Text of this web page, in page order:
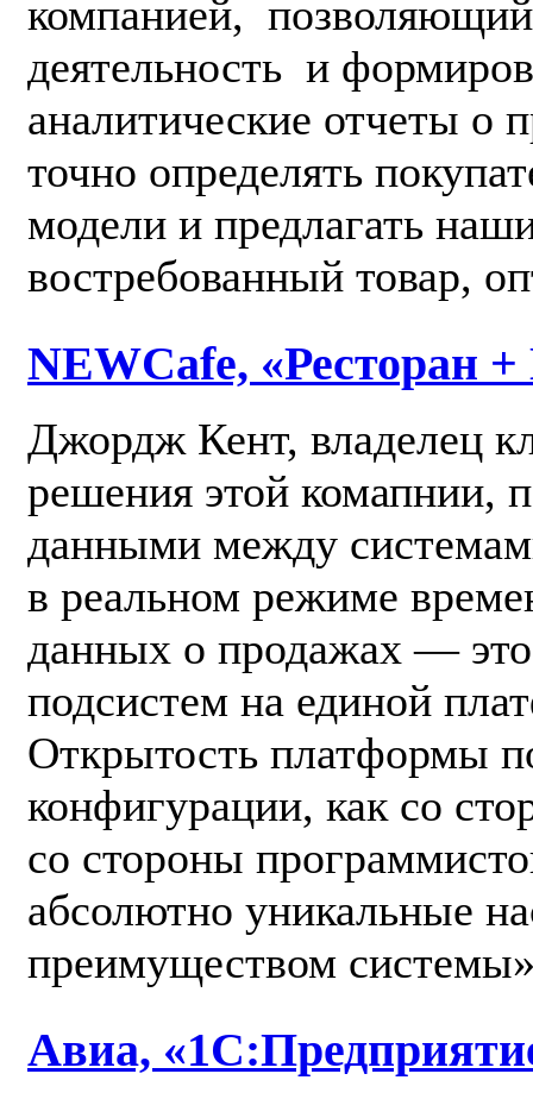
компанией,
деятельность и
аналитические отчеты о
точно определять
модели и предлагать
востребованный товар,
NEWCafe, «Ресторан
Джордж Кент, владелец
решения этой комапнии,
данными между
в реальном режиме
данных о продажах — это
подсистем на единой
Открытость платформы
конфигурации, как со
со стороны
абсолютно уникальные
преимуществом
Авиа,